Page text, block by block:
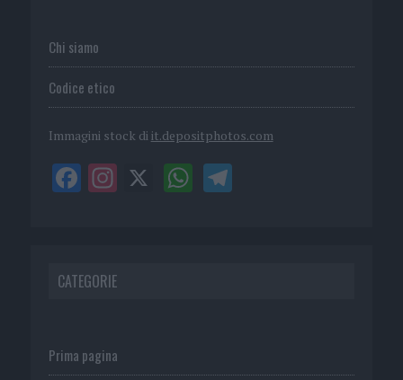
Chi siamo
Codice etico
Immagini stock di it.depositphotos.com
CATEGORIE
Prima pagina